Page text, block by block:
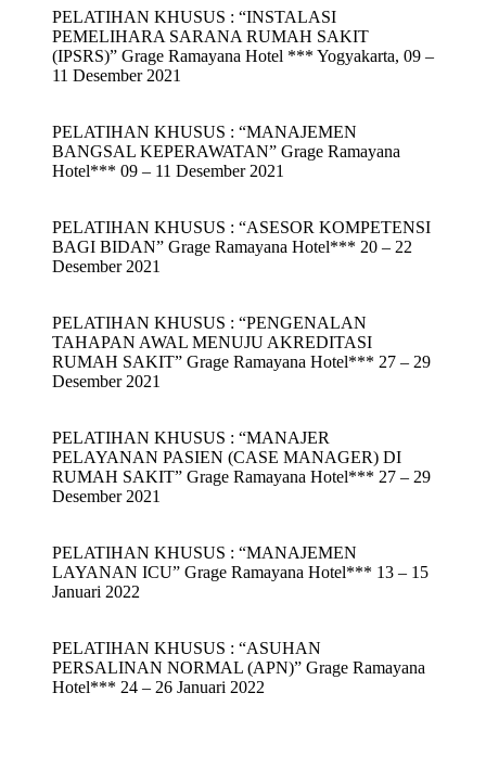
PELATIHAN KHUSUS : “INSTALASI
PEMELIHARA SARANA RUMAH SAKIT
(IPSRS)” Grage Ramayana Hotel *** Yogyakarta, 09 –
11 Desember 2021
PELATIHAN KHUSUS : “MANAJEMEN
BANGSAL KEPERAWATAN” Grage Ramayana
Hotel*** 09 – 11 Desember 2021
PELATIHAN KHUSUS : “ASESOR KOMPETENSI
BAGI BIDAN” Grage Ramayana Hotel*** 20 – 22
Desember 2021
PELATIHAN KHUSUS : “PENGENALAN
TAHAPAN AWAL MENUJU AKREDITASI
RUMAH SAKIT” Grage Ramayana Hotel*** 27 – 29
Desember 2021
PELATIHAN KHUSUS : “MANAJER
PELAYANAN PASIEN (CASE MANAGER) DI
RUMAH SAKIT” Grage Ramayana Hotel*** 27 – 29
Desember 2021
PELATIHAN KHUSUS : “MANAJEMEN
LAYANAN ICU” Grage Ramayana Hotel*** 13 – 15
Januari 2022
PELATIHAN KHUSUS : “ASUHAN
PERSALINAN NORMAL (APN)” Grage Ramayana
Hotel*** 24 – 26 Januari 2022